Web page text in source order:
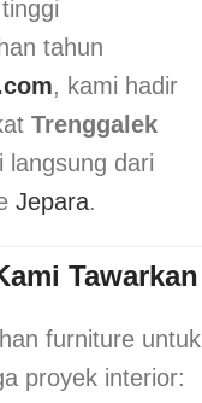
tahun
, kami hadir
Trenggalek
langsung dari
Jepara.
Tawarkan
furniture untuk
proyek interior: